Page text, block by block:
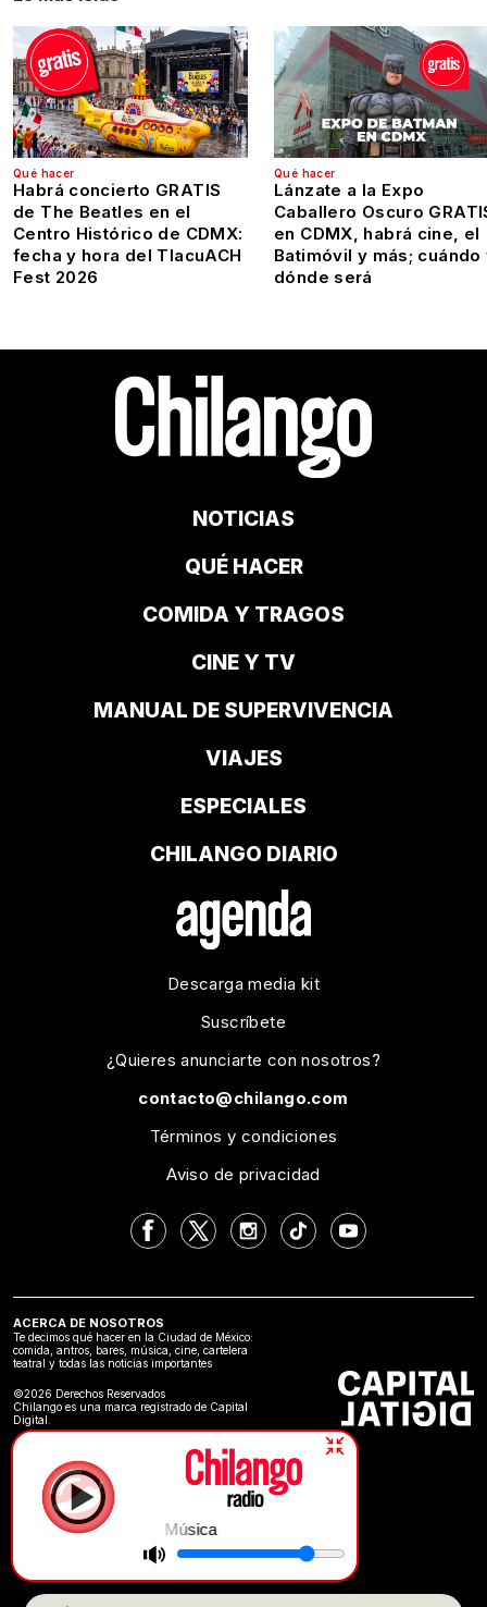
Música
Qué hacer
Habrá concierto GRATIS
de The Beatles en el
Centro Histórico de CDMX:
fecha y hora del TlacuACH
Fest 2026
Qué hacer
Lánzate a la Expo
Caballero Oscuro
en CDMX, habrá cine, el
Batimóvil y más; cuándo
dónde será
NOTICIAS
QUÉ HACER
COMIDA Y TRAGOS
CINE Y TV
MANUAL DE SUPERVIVENCIA
VIAJES
ESPECIALES
CHILANGO DIARIO
Descarga media kit
Suscríbete
¿Quieres anunciarte con nosotros?
contacto@chilango.com
Términos y condiciones
Aviso de privacidad
ACERCA DE NOSOTROS
Te decimos qué hacer en la Ciudad de México:
comida, antros, bares, música, cine, cartelera
teatral y todas las noticias importantes
©2026 Derechos Reservados
Chilango es una marca registrado de Capital
Digital.